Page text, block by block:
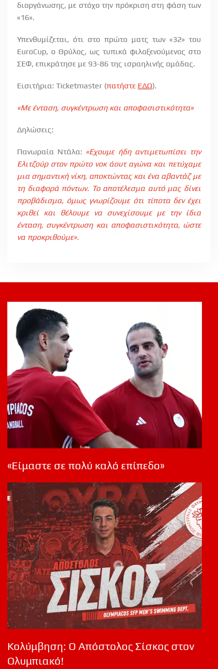
διοργάνωσης, με στόχο την πρόκριση στη φάση των
«16».
Υπενθυμίζεται, ότι στο πρώτο ματς των «32» του
EuroCup, ο Θρύλος, ως τυπικά φιλοξενούμενος στο
ΣΕΦ, επικράτησε με 93-86 της ισραηλινής ομάδας.
Εισιτήρια: Ticketmaster (πατήστε ΕΔΩ).
«Με ένταση, συγκέντρωση και αποφασιστικότητα»
Δηλώσεις:
Πανωραία Ντάλα: «Εχουμε ήδη αντιμετωπίσει την
Ελιτζούρ στον πρώτο νοκ άουτ αγώνα και πετύχαμε
μια σημαντική νίκη, αποκτώντας και ένα αβαντάζ με
τη διαφορά πόντων. Το αποτέλεσμα αυτό μας δίνει
προβάδισμα, όμως γνωρίζουμε ότι τίποτα δεν έχει
κριθεί και θέλουμε να συνεχίσουμε με την ίδια
ένταση, συγκέντρωση και αποφασιστικότητα, ώστε
να προκριθούμε».
«Είμαστε σε πολύ καλό επίπεδο»
Κολύμβηση: Ο Απόστολος Σίσκος στον
Ολυμπιακό!